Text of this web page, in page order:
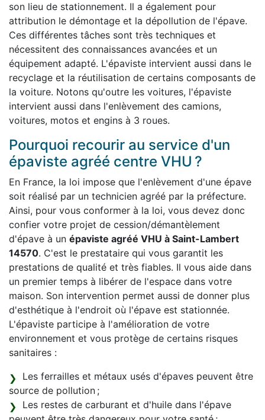
son lieu de stationnement. Il a également pour
attribution le démontage et la dépollution de l'épave.
Ces différentes tâches sont très techniques et
nécessitent des connaissances avancées et un
équipement adapté. L'épaviste intervient aussi dans le
recyclage et la réutilisation de certains composants de
la voiture. Notons qu'outre les voitures, l'épaviste
intervient aussi dans l'enlèvement des camions,
voitures, motos et engins à 3 roues.
Pourquoi recourir au service d'un
épaviste agréé centre VHU ?
En France, la loi impose que l'enlèvement d'une épave
soit réalisé par un technicien agréé par la préfecture.
Ainsi, pour vous conformer à la loi, vous devez donc
confier votre projet de cession/démantèlement
d'épave à un épaviste agréé VHU à Saint-Lambert
14570. C'est le prestataire qui vous garantit les
prestations de qualité et très fiables. Il vous aide dans
un premier temps à libérer de l'espace dans votre
maison. Son intervention permet aussi de donner plus
d'esthétique à l'endroit où l'épave est stationnée.
L'épaviste participe à l'amélioration de votre
environnement et vous protège de certains risques
sanitaires :
Les ferrailles et métaux usés d'épaves peuvent être
source de pollution ;
Les restes de carburant et d'huile dans l'épave